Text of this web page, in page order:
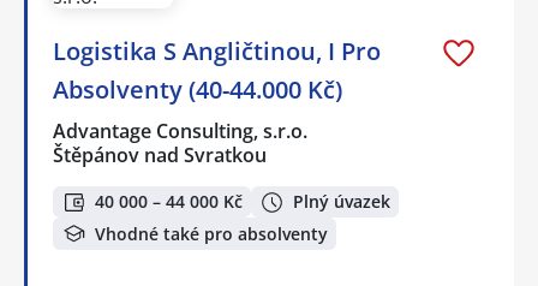
Logistika S Angličtinou, I Pro
Absolventy (40-44.000 Kč)
Advantage Consulting, s.r.o.
Štěpánov nad Svratkou
40 000 – 44 000 Kč
Plný úvazek
Vhodné také pro absolventy